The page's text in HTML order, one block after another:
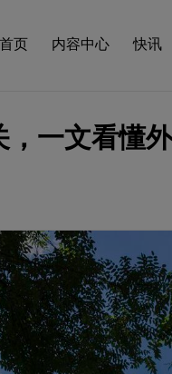
首页 内容中心 快讯
一文看懂